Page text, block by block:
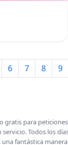
6 7 8 9
gratis para
Todos los
fantástica